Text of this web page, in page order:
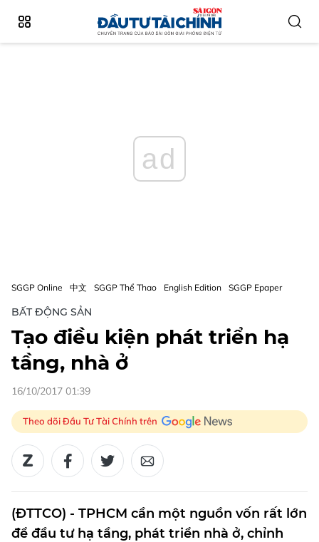
ad
SGGP Online 中文 SGGP Thể Thao English Edition SGGP Epaper
BẤT ĐỘNG SẢN
Tạo điều kiện phát triển hạ
tầng, nhà ở
16/10/2017 01:39
Theo dõi Đầu Tư Tài Chính trên
(ĐTTCO) - TPHCM cần một nguồn vốn rất lớn
để đầu tư hạ tầng, phát triển nhà ở, chỉnh